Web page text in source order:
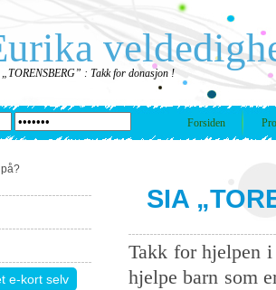
„TORENSBERG” : Takk for donasjon !
Forsiden
SIA
Takk for hjelpen
hjelpe barn som